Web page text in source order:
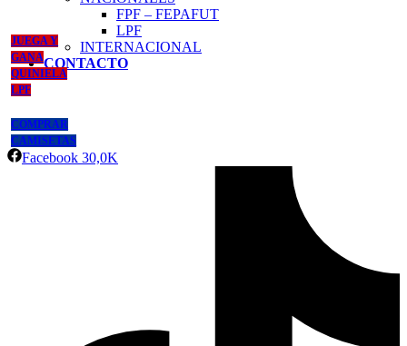
FPF – FEPAFUT
LPF
INTERNACIONAL
CONTACTO
JUEGA Y
GANA
QUINIELA
LPF
COMPRAR
CAMISETAS
Facebook 30,0K